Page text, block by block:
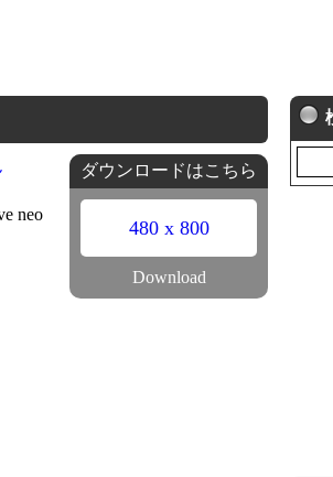
neo
ダウンロードはこちら
480 x 800
Download